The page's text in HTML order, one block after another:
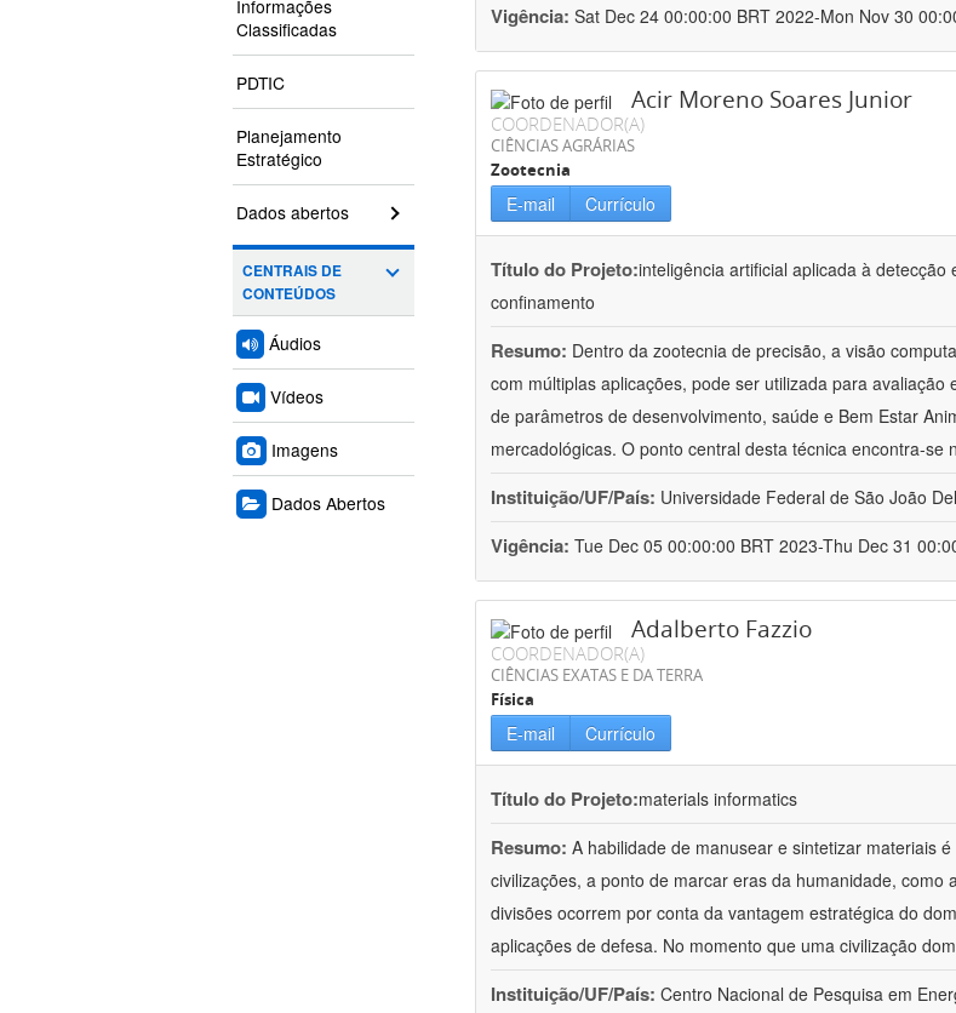
Informações
Classificadas
PDTIC
Planejamento
Estratégico
Dados abertos
CENTRAIS DE
CONTEÚDOS
Áudios
Vídeos
Imagens
Dados Abertos
Vigência: Sat Dec 24 00:00:00 BRT 2022-Mon Nov 30
Acir Moreno Soares Junior
COORDENADOR(A)
CIÊNCIAS AGRÁRIAS
Zootecnia
E-mail Currículo
Título do Projeto:inteligência artificial aplicada à
confinamento
Resumo: Dentro da zootecnia de precisão, a visão
com múltiplas aplicações, pode ser utilizada para
de parâmetros de desenvolvimento, saúde e Bem Estar
mercadológicas. O ponto central desta técnica encontra-se
Instituição/UF/País: Universidade Federal de São João
Vigência: Tue Dec 05 00:00:00 BRT 2023-Thu Dec 31
Adalberto Fazzio
COORDENADOR(A)
CIÊNCIAS EXATAS E DA TERRA
Física
E-mail Currículo
Título do Projeto:materials informatics
Resumo: A habilidade de manusear e sintetizar materiais
civilizações, a ponto de marcar eras da humanidade,
divisões ocorrem por conta da vantagem estratégica do
aplicações de defesa. No momento que uma civilização
Instituição/UF/País: Centro Nacional de Pesquisa em